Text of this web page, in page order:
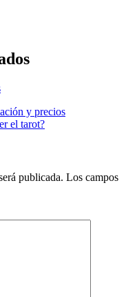
y precios
el tarot?
publicada. Los campos